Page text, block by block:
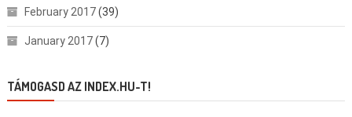
February 2017(39)
January 2017(7)
TÁMOGASD AZ INDEX.HU-T!